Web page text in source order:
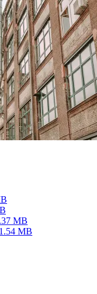
MB
MB